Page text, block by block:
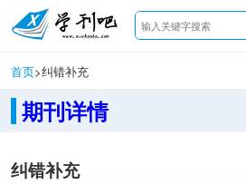
首页>纠错补充
期刊详情
纠错补充